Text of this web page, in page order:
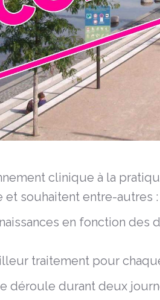
clinique à la
et souhaitent entre-autres :
en fonction des
traitement pour
déroule durant deux